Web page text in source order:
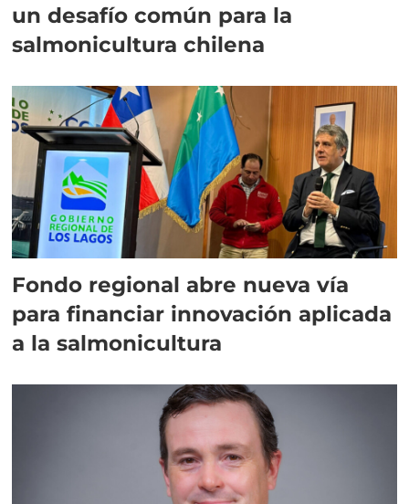
un desafío común para la
salmonicultura chilena
Fondo regional abre nueva vía
para financiar innovación aplicada
a la salmonicultura